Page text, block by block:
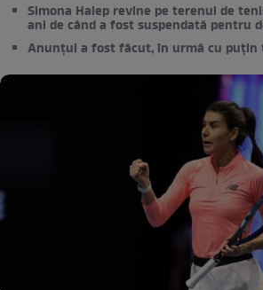
Simona Halep revine pe terenul de
ani de când a fost suspendată pentru
Anunțul a fost făcut, în urmă cu puțin